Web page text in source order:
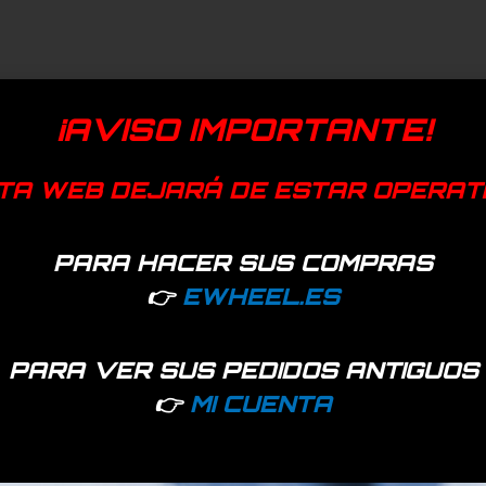
¡AVISO IMPORTANTE!
WEB DEJARÁ DE ESTAR
PARA HACER SUS COMPRAS
👉 EWHEEL.ES
PARA VER SUS PEDIDOS ANTIGUOS
👉 MI CUENTA